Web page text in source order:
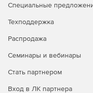
Специальные
Техподдержка
Распродажа
Семинары и вебинары
Стать партнером
Вход в ЛК партнера